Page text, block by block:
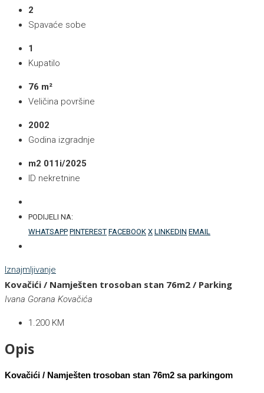
2
Spavaće sobe
1
Kupatilo
76 m²
Veličina površine
2002
Godina izgradnje
m2 011i/2025
ID nekretnine
PODIJELI NA:
WHATSAPP PINTEREST FACEBOOK X LINKEDIN EMAIL
Iznajmljivanje
Kovačići / Namješten trosoban stan 76m2 / Parking
Ivana Gorana Kovačića
1.200 KM
Opis
Kovačići / Namješten trosoban stan 76m2 sa parkingom